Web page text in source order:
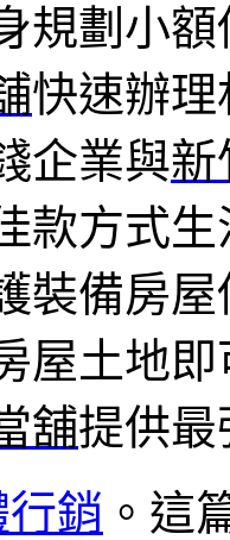
規劃小
快速辦
企業與新
款方式
裝備房
屋土地
舖提供
銷 。這